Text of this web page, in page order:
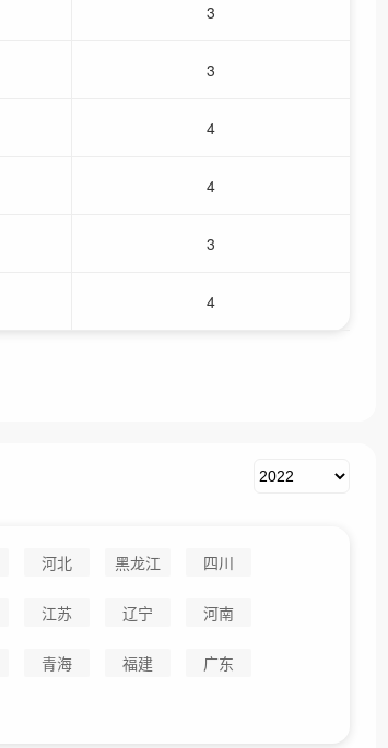
3
3
4
4
3
4
河北 黑龙江 四川
江苏 辽宁 河南
青海 福建 广东